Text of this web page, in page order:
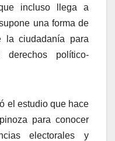
incluso llega a
una forma de
la ciudadanía para
político-
el estudio que hace
para conocer
electorales y